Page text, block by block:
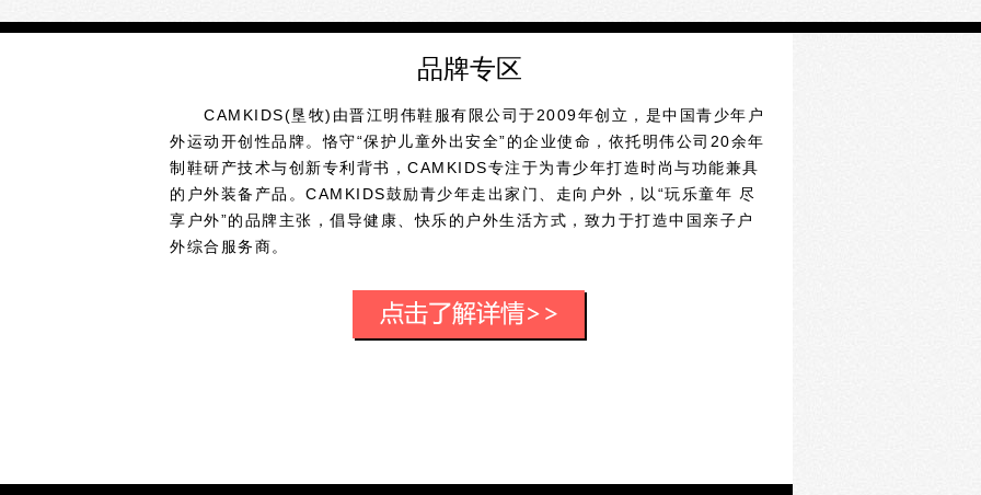
品牌专区
CAMKIDS(垦牧)由晋江明伟鞋服有限公司于2009年创立，是中国青少年户
外运动开创性品牌。恪守“保护儿童外出安全”的企业使命，依托明伟公司20余年
制鞋研产技术与创新专利背书，CAMKIDS专注于为青少年打造时尚与功能兼具
的户外装备产品。CAMKIDS鼓励青少年走出家门、走向户外，以“玩乐童年 尽
享户外”的品牌主张，倡导健康、快乐的户外生活方式，致力于打造中国亲子户
外综合服务商。
品牌创立之初，CAMKIDS启用骆驼图形标，辅以美国旗帜元素圆形外圈，
被市场及行业统称为“小骆驼”。产品覆盖登山鞋、徒步鞋、溯溪鞋、防水鞋、矫
名CAM的中文音译，以Camp Above Mountain作为品牌诠释，寓意山巅上的